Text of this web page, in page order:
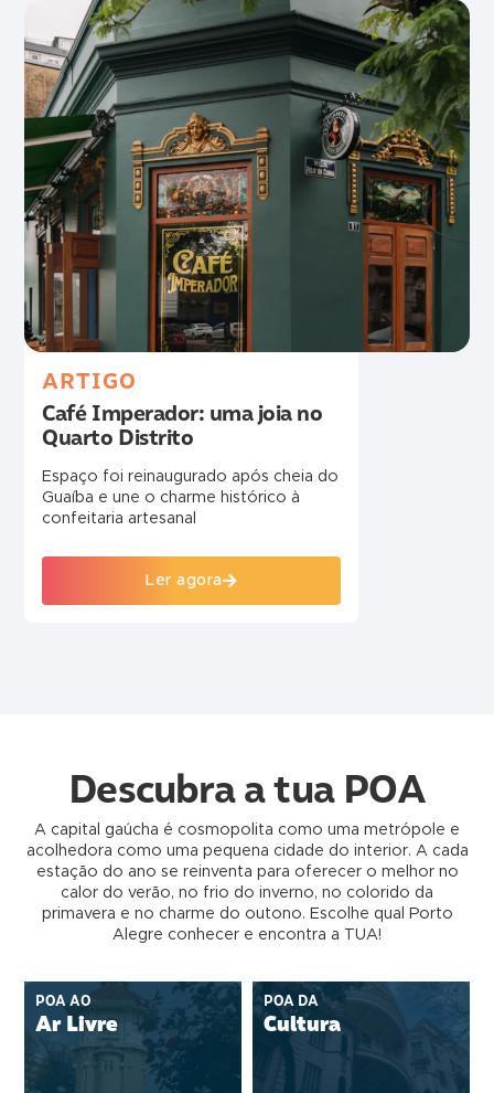
ARTIGO
Café Imperador: uma joia no
Quarto Distrito
Espaço foi reinaugurado após cheia do
Guaíba e une o charme histórico à
confeitaria artesanal
Ler agora
Descubra a tua POA
A capital gaúcha é cosmopolita como uma metrópole e
acolhedora como uma pequena cidade do interior. A cada
estação do ano se reinventa para oferecer o melhor no
calor do verão, no frio do inverno, no colorido da
primavera e no charme do outono. Escolhe qual Porto
Alegre conhecer e encontra a TUA!
POA AO
Ar Livre
POA DA
Cultura